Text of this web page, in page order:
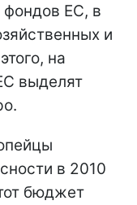
ЕС, в
и
на
выделят
в 2010
бюджет